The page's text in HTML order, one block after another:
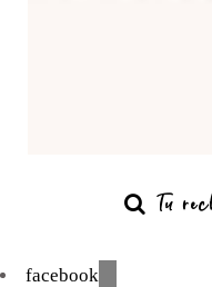
facebook